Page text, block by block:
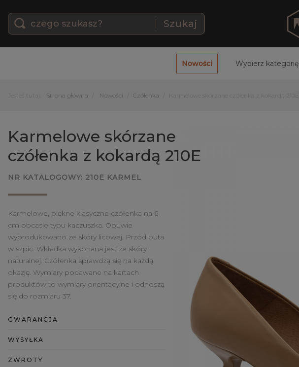
Szukaj
Nowości Wybierz kategorię
Jesteś tutaj: Strona główna Nowości Czółenka Karmelowe skórzane czółenka z kokardą 210E
Karmelowe skórzane
czółenka z kokardą 210E
NR KATALOGOWY: 210E KARMEL
Karmelowe, piękne klasyczne czółenka na 6
cm obcasie typu kaczuszka. Obuwie
wyprodukowano ze skóry licowej. Przód buta
w szpic. Wkładka wykonana jest ze skóry
naturalnej. Czółenka sprawdzą się na każdą
okazję. Wymiary podawane na kartach
produktów to wymiary orientacyjne i odnoszą
się do rozmiaru 37.
GWARANCJA
WYSYŁKA
ZWROTY